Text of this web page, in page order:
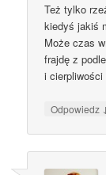
Też tylko
kiedyś jakiś
Może czas
frajdę z
i
Odpowiedz ↓